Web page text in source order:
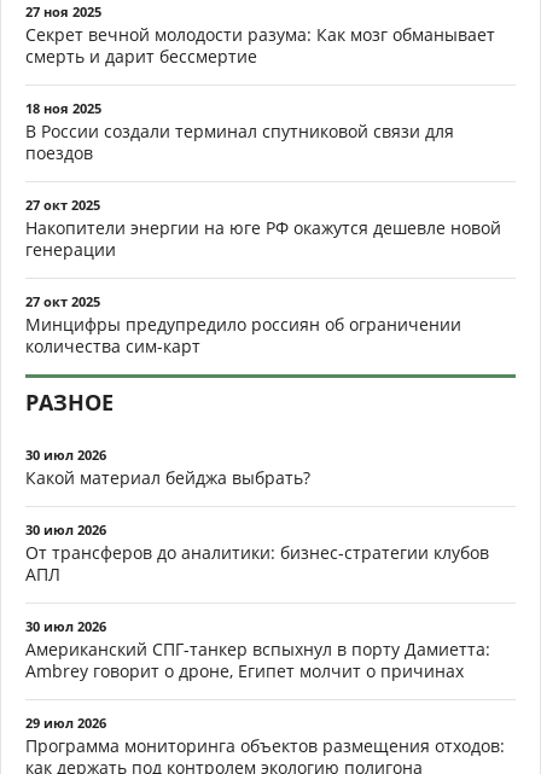
27 ноя 2025
Секрет вечной молодости разума: Как мозг обманывает
смерть и дарит бессмертие
18 ноя 2025
В России создали терминал спутниковой связи для
поездов
27 окт 2025
Накопители энергии на юге РФ окажутся дешевле новой
генерации
27 окт 2025
Минцифры предупредило россиян об ограничении
количества сим-карт
РАЗНОЕ
30 июл 2026
Какой материал бейджа выбрать?
30 июл 2026
От трансферов до аналитики: бизнес-стратегии клубов
АПЛ
30 июл 2026
Американский СПГ-танкер вспыхнул в порту Дамиетта:
Ambrey говорит о дроне, Египет молчит о причинах
29 июл 2026
Программа мониторинга объектов размещения отходов:
как держать под контролем экологию полигона